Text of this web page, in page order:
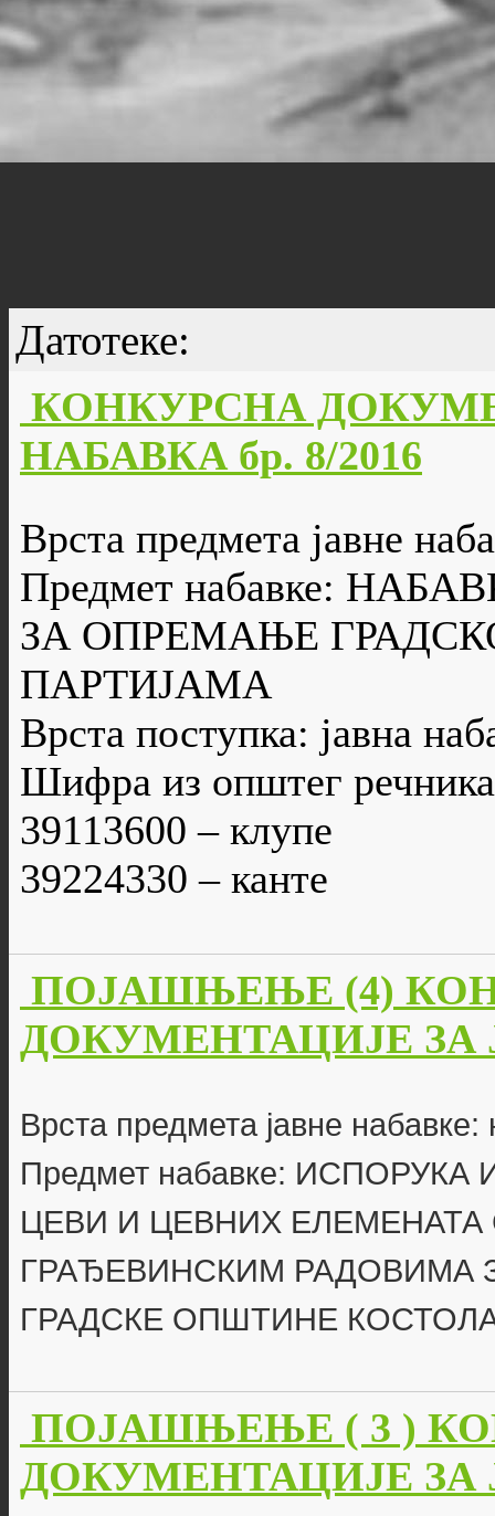
Датотеке:
КОНКУРСНА
НАБАВКА бр. 8/2016
Врста предмета јавне
Предмет набавке:
ЗА ОПРЕМАЊЕ
ПАРТИЈАМА
Врста поступка: јавна
Шифра из општег
39113600 – клупе
39224330 – канте
ПОЈАШЊЕЊЕ (4)
ДОКУМЕНТАЦИЈЕ ЗА
Врста предмета јавне
Предмет набавке:
ЦЕВИ И ЦЕВНИХ
ГРАЂЕВИНСКИМ РАДОВИМА
ГРАДСКЕ ОПШТИНЕ
ПОЈАШЊЕЊЕ ( 3 )
ДОКУМЕНТАЦИЈЕ ЗА